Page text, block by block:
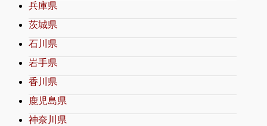
兵庫県
茨城県
石川県
岩手県
香川県
鹿児島県
神奈川県